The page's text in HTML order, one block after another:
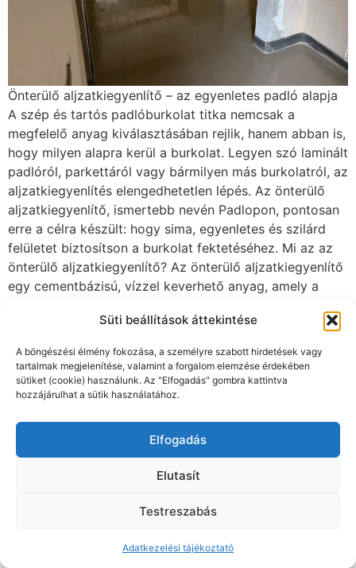
Süti beállítások áttekintése
A böngészési élmény fokozása, a személyre szabott hirdetések vagy
tartalmak megjelenítése, valamint a forgalom elemzése érdekében
sütiket (cookie) használunk. Az "Elfogadás" gombra kattintva
hozzájárulhat a sütik használatához.
Elfogadás
Elutasít
Testreszabás
Adatkezelési tájékoztató
erre a célra készült: hogy sima, egyenletes és szilárd
felületet biztosítson a burkolat fektetéséhez. Mi az az
önterülő aljzatkiegyenlítő? Az önterülő aljzatkiegyenlítő
egy cementbázisú, vízzel keverhető anyag, amely a
gravitáció segítségével magától elterül a padlón, így
tökéletesen sík felületet hoz létre. Nevét is innen kapta:
a „önterülő” kifejezés arra utal, hogy nem igényel
hosszas simítást vagy különleges szerszámokat – elég
megfelelően eloszlatni, és az anyag magától kiegyenlíti
az egyenetlenségeket. A legismertebb márkák közé
tartozik a Padlopon, amely a szó szinonimájává vált:
sokan egyszerűen „padloponozásnak” nevezik az
aljzatkiegyenlítés folyamatát. Laminált padló lerakása,
lépcső burkolása, szőnyegpadló lerakása… Kérje
árajánlatunkat az alábbi gombra kattintva: Árajánlat
kérése Miért fontos az aljzatkiegyenlítés? Az
aljzatkiegyenlítés célja, hogy a burkolandó padló
egyenetlen, porózus vagy repedezett, az a
későbbiekben komoly problémákhoz vezethet: A
laminált padló illesztései idővel szétnyílhatnak. A
levegőbuborékok, üregek alakulhatnak ki. A padló hő-
és hangszigetelése romolhat. A megfelelő önterülő
aljzatkiegyenlítő használata ezeket a hibákat megelőzi,
és hosszú távon stabil, tartós felületet biztosít. Milyen
felületre alkalmazható? Az önterülő aljzatkiegyenlítő
felvihető: régi betonra, cementesztrichre,